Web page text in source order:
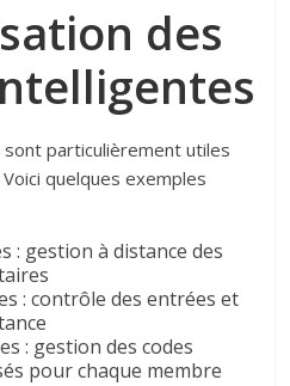
des
particulièrement utiles
quelques exemples
: gestion à distance des
: contrôle des entrées et
: gestion des codes
pour chaque membre